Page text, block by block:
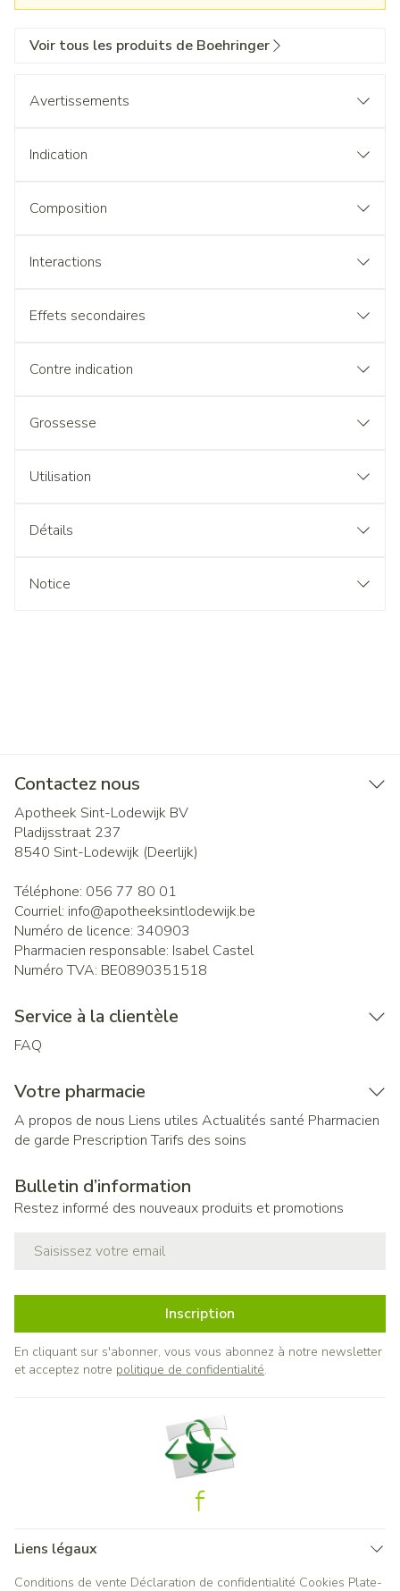
Voir tous les produits de Boehringer
Avertissements
Indication
Composition
Interactions
Effets secondaires
Contre indication
Grossesse
Utilisation
Détails
Notice
Contactez nous
Apotheek Sint-Lodewijk BV
Pladijsstraat 237
8540 Sint-Lodewijk (Deerlijk)
Téléphone: 056 77 80 01
Courriel: info@apotheeksintlodewijk.be
Numéro de licence: 340903
Pharmacien responsable: Isabel Castel
Numéro TVA: BE0890351518
Service à la clientèle
FAQ
Votre pharmacie
A propos de nous Liens utiles Actualités santé Pharmacien
de garde Prescription Tarifs des soins
Bulletin d’information
Restez informé des nouveaux produits et promotions
Inscription
En cliquant sur s'abonner, vous vous abonnez à notre newsletter
et acceptez notre politique de confidentialité.
Liens légaux
Conditions de vente Déclaration de confidentialité Cookies Plate-